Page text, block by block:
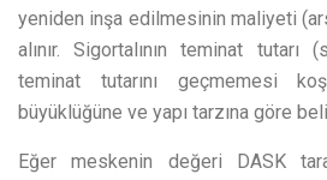
yeniden inşa edilmesinin maliyeti
alınır. Sigortalının teminat
teminat tutarını geçmemesi
büyüklüğüne ve yapı tarzına göre
Eğer meskenin değeri DASK